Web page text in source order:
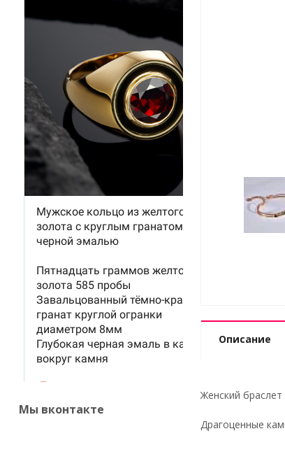
Описание
Женский
Драгоценные
Мы вконтакте